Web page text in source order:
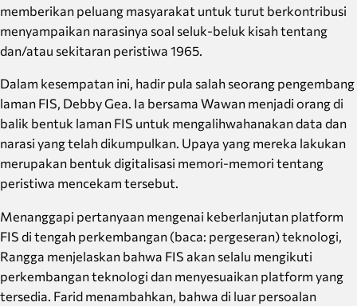
memberikan peluang masyarakat untuk turut berkontribusi
menyampaikan narasinya soal seluk-beluk kisah tentang
dan/atau sekitaran peristiwa 1965.
Dalam kesempatan ini, hadir pula salah seorang pengembang
laman FIS, Debby Gea. Ia bersama Wawan menjadi orang di
balik bentuk laman FIS untuk mengalihwahanakan data dan
narasi yang telah dikumpulkan. Upaya yang mereka lakukan
merupakan bentuk digitalisasi memori-memori tentang
peristiwa mencekam tersebut.
Menanggapi pertanyaan mengenai keberlanjutan platform
FIS di tengah perkembangan (baca: pergeseran) teknologi,
Rangga menjelaskan bahwa FIS akan selalu mengikuti
perkembangan teknologi dan menyesuaikan platform yang
tersedia. Farid menambahkan, bahwa di luar persoalan